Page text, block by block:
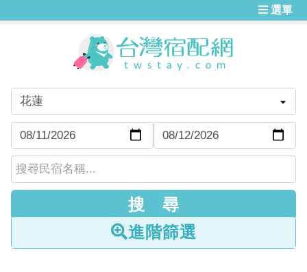
選單
進階篩選